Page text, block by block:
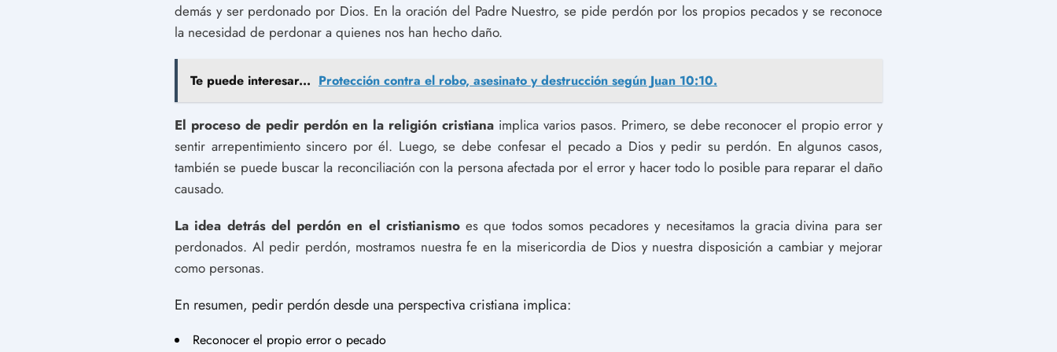
demás y ser perdonado por Dios. En la oración del Padre Nuestro, se pide perdón por los propios pecados y se reconoce
la necesidad de perdonar a quienes nos han hecho daño.
Te puede interesar... Protección contra el robo, asesinato y destrucción según Juan 10:10.
El proceso de pedir perdón en la religión cristiana implica varios pasos. Primero, se debe reconocer el propio error y
sentir arrepentimiento sincero por él. Luego, se debe confesar el pecado a Dios y pedir su perdón. En algunos casos,
también se puede buscar la reconciliación con la persona afectada por el error y hacer todo lo posible para reparar el daño
causado.
La idea detrás del perdón en el cristianismoes que todos somos pecadores y necesitamos la gracia divina para ser
perdonados. Al pedir perdón, mostramos nuestra fe en la misericordia de Dios y nuestra disposición a cambiar y mejorar
como personas.
En resumen, pedir perdón desde una perspectiva cristiana implica:
Reconocer el propio error o pecado